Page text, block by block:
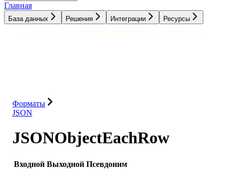
Главная
База данных Решения Интеграции Ресурсы
Форматы
JSON
JSONObjectEachRow
Входной Выходной Псевдоним